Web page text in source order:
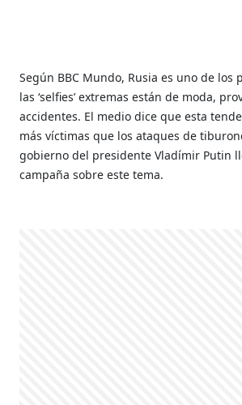
Según BBC Mundo, Rusia es uno de los
las ‘selfies’ extremas están de moda,
accidentes. El medio dice que esta
más víctimas que los ataques de
gobierno del presidente Vladímir Putin
campaña sobre este tema.